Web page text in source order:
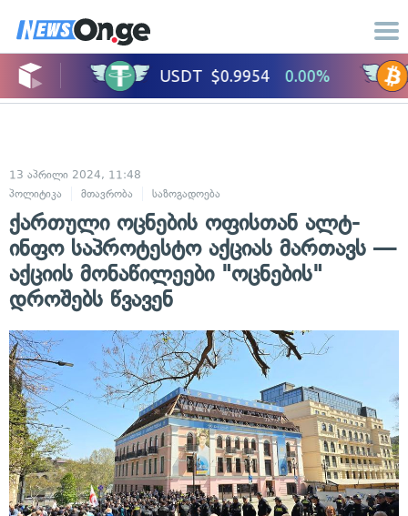
13 აპრილი 2024, 11:48
პოლიტიკა
მთავრობა საზოგადოება
ქართული ოცნების ოფისთან ალტ-
ინფო საპროტესტო აქციას მართავს —
აქციის მონაწილეები "ოცნების"
დროშებს წვავენ